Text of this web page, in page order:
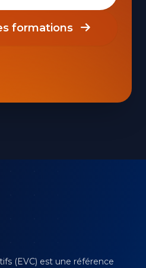
formations
(EVC) est une référence